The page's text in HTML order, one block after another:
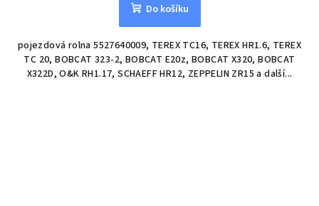
Do košíku
pojezdová rolna 5527640009, TEREX TC16, TEREX HR1.6, TEREX
TC 20, BOBCAT 323-2, BOBCAT E20z, BOBCAT X320, BOBCAT
X322D, O&K RH1.17, SCHAEFF HR12, ZEPPELIN ZR15 a další...